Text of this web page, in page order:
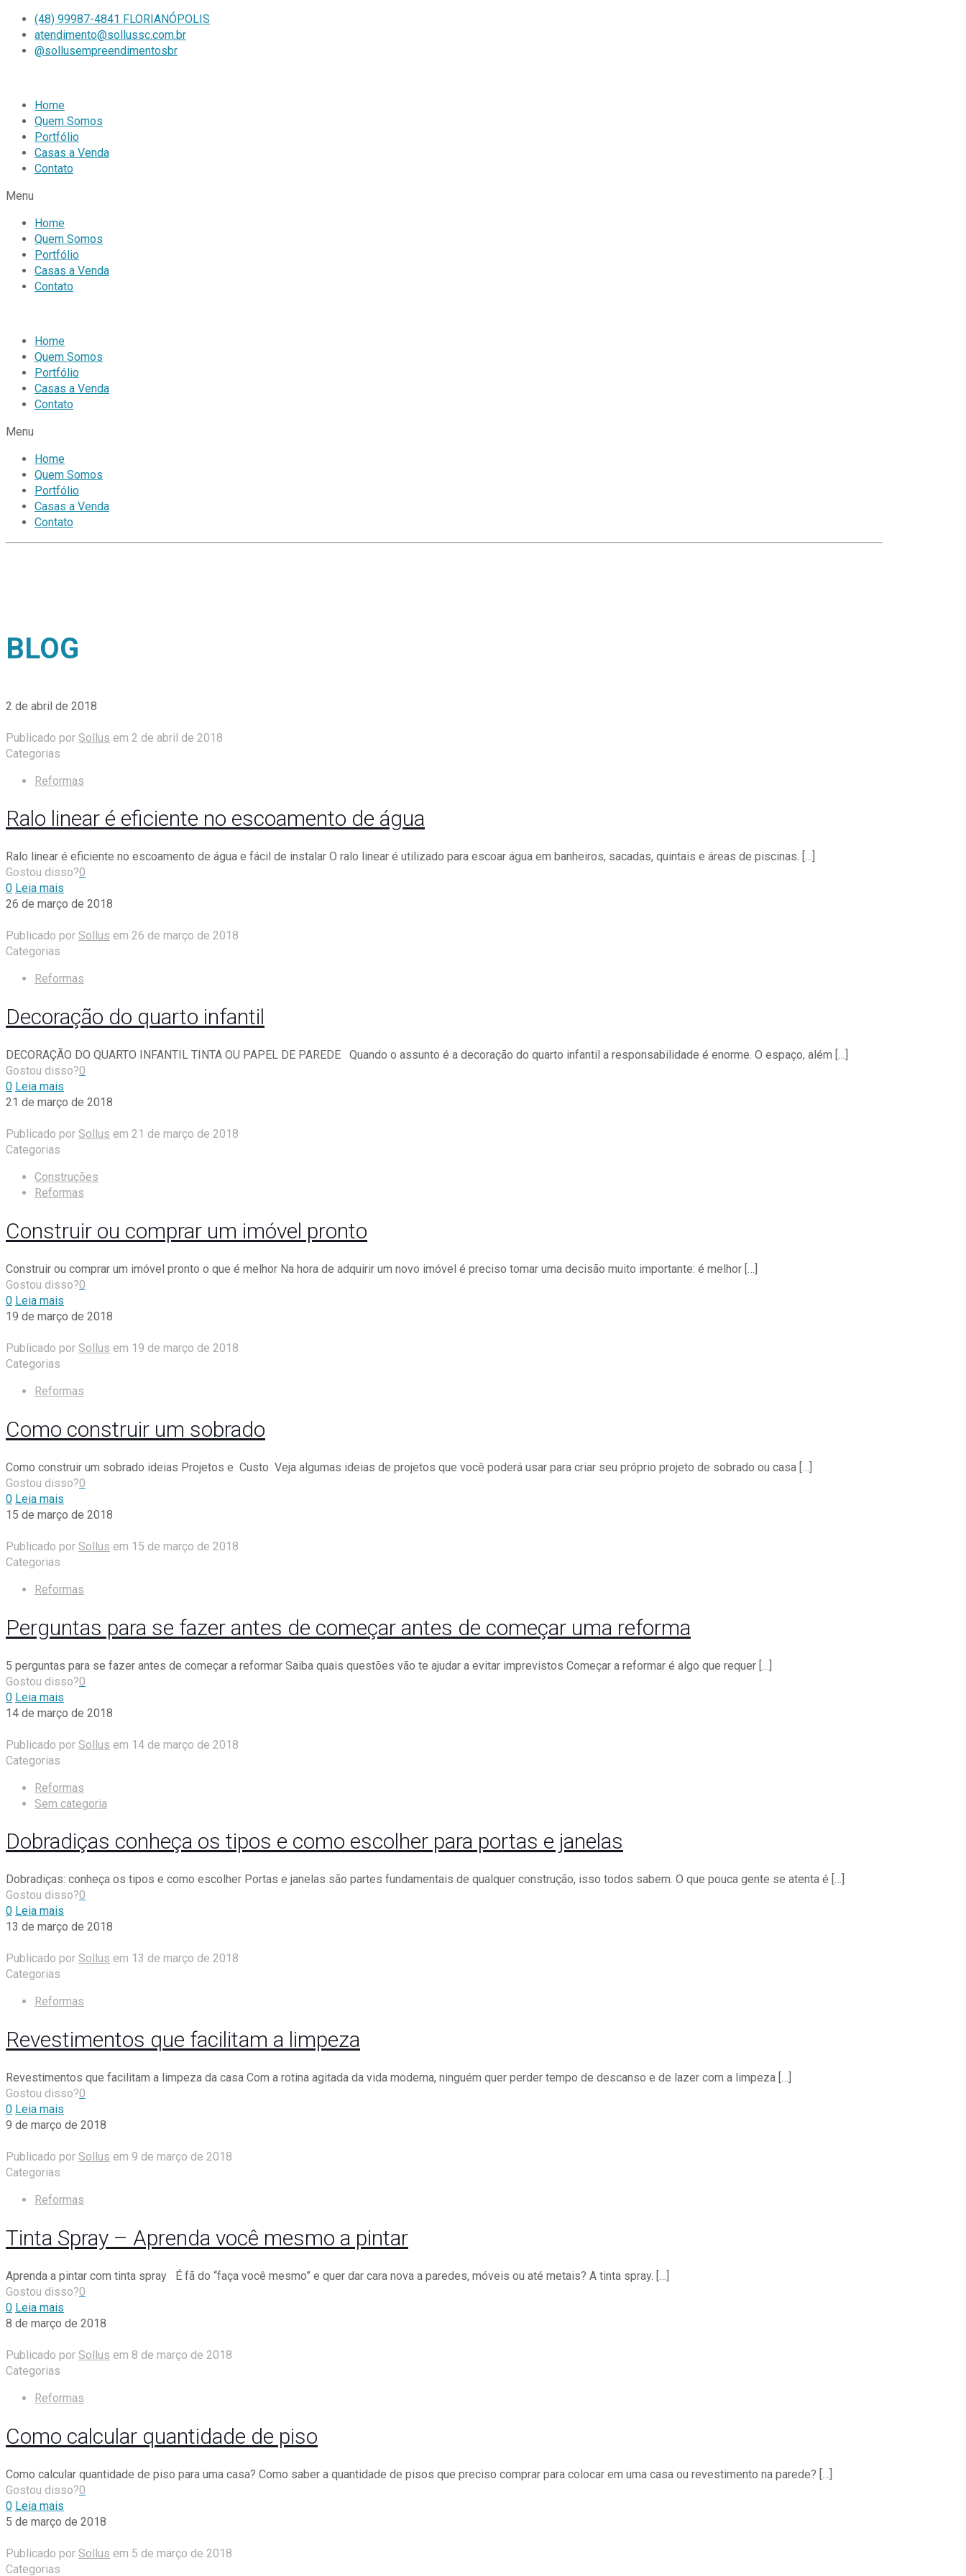
(48) 99987-4841 FLORIANÓPOLIS
atendimento@sollussc.com.br
@sollusempreendimentosbr
Home
Quem Somos
Portfólio
Casas a Venda
Contato
Menu
Home
Quem Somos
Portfólio
Casas a Venda
Contato
Home
Quem Somos
Portfólio
Casas a Venda
Contato
Menu
Home
Quem Somos
Portfólio
Casas a Venda
Contato
BLOG
2 de abril de 2018
Publicado por Sollus em 2 de abril de 2018
Categorias
Reformas
Ralo linear é eficiente no escoamento de água
Ralo linear é eficiente no escoamento de água e fácil de instalar O ralo linear é utilizado para escoar água em banheiros, sacadas, quintais e áreas de piscinas. […]
Gostou disso?0
0 Leia mais
26 de março de 2018
Publicado por Sollus em 26 de março de 2018
Categorias
Reformas
Decoração do quarto infantil
DECORAÇÃO DO QUARTO INFANTIL TINTA OU PAPEL DE PAREDE Quando o assunto é a decoração do quarto infantil a responsabilidade é enorme. O espaço, além […]
Gostou disso?0
0 Leia mais
21 de março de 2018
Publicado por Sollus em 21 de março de 2018
Categorias
Construções
Reformas
Construir ou comprar um imóvel pronto
Construir ou comprar um imóvel pronto o que é melhor Na hora de adquirir um novo imóvel é preciso tomar uma decisão muito importante: é melhor […]
Gostou disso?0
0 Leia mais
19 de março de 2018
Publicado por Sollus em 19 de março de 2018
Categorias
Reformas
Como construir um sobrado
Como construir um sobrado ideias Projetos e Custo Veja algumas ideias de projetos que você poderá usar para criar seu próprio projeto de sobrado ou casa […]
Gostou disso?0
0 Leia mais
15 de março de 2018
Publicado por Sollus em 15 de março de 2018
Categorias
Reformas
Perguntas para se fazer antes de começar antes de começar uma reforma
5 perguntas para se fazer antes de começar a reformar Saiba quais questões vão te ajudar a evitar imprevistos Começar a reformar é algo que requer […]
Gostou disso?0
0 Leia mais
14 de março de 2018
Publicado por Sollus em 14 de março de 2018
Categorias
Reformas
Sem categoria
Dobradiças conheça os tipos e como escolher para portas e janelas
Dobradiças: conheça os tipos e como escolher Portas e janelas são partes fundamentais de qualquer construção, isso todos sabem. O que pouca gente se atenta é […]
Gostou disso?0
0 Leia mais
13 de março de 2018
Publicado por Sollus em 13 de março de 2018
Categorias
Reformas
Revestimentos que facilitam a limpeza
Revestimentos que facilitam a limpeza da casa Com a rotina agitada da vida moderna, ninguém quer perder tempo de descanso e de lazer com a limpeza […]
Gostou disso?0
0 Leia mais
9 de março de 2018
Publicado por Sollus em 9 de março de 2018
Categorias
Reformas
Tinta Spray – Aprenda você mesmo a pintar
Aprenda a pintar com tinta spray É fã do “faça você mesmo” e quer dar cara nova a paredes, móveis ou até metais? A tinta spray. […]
Gostou disso?0
0 Leia mais
8 de março de 2018
Publicado por Sollus em 8 de março de 2018
Categorias
Reformas
Como calcular quantidade de piso
Como calcular quantidade de piso para uma casa? Como saber a quantidade de pisos que preciso comprar para colocar em uma casa ou revestimento na parede? […]
Gostou disso?0
0 Leia mais
5 de março de 2018
Publicado por Sollus em 5 de março de 2018
Categorias